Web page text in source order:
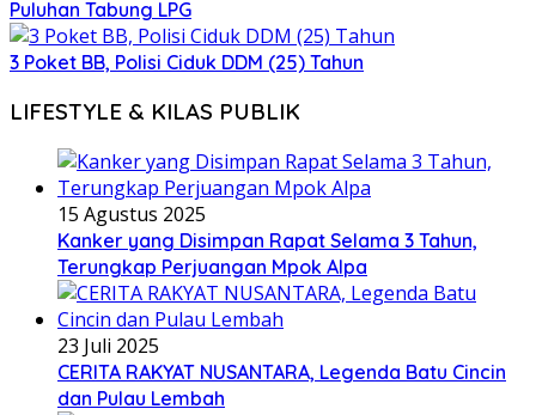
Puluhan Tabung LPG
3 Poket BB, Polisi Ciduk DDM (25) Tahun
LIFESTYLE & KILAS PUBLIK
15 Agustus 2025
Kanker yang Disimpan Rapat Selama 3 Tahun,
Terungkap Perjuangan Mpok Alpa
23 Juli 2025
CERITA RAKYAT NUSANTARA, Legenda Batu Cincin
dan Pulau Lembah